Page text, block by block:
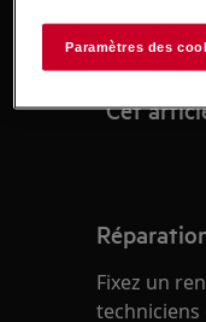
Cet
Fixez un
techniciens
Paramètres des